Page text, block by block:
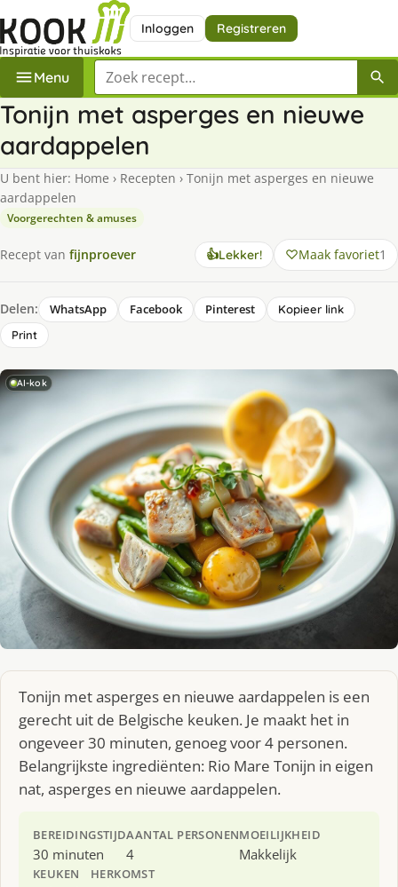
Inloggen Registreren
Menu Zoek een recept
Tonijn met asperges en nieuwe
aardappelen
U bent hier: Home › Recepten › Tonijn met asperges en nieuwe
aardappelen
Voorgerechten & amuses
Recept van fijnproever 👍Lekker! Maak favoriet1
Delen: WhatsApp Facebook Pinterest
Kopieer link
Print
AI-kok
Tonijn met asperges en nieuwe aardappelen is een
gerecht uit de Belgische keuken. Je maakt het in
ongeveer 30 minuten, genoeg voor 4 personen.
Belangrijkste ingrediënten: Rio Mare Tonijn in eigen
nat, asperges en nieuwe aardappelen.
BEREIDINGSTIJD
30 minuten
AANTAL PERSONEN
4
MOEILIJKHEID
Makkelijk
KEUKEN HERKOMST